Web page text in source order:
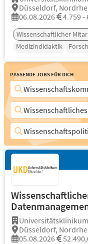
Düsseldorf,
06.08.2026
4.759 -
Wissenschaftlicher
Medizindidaktik
Passende Jobs für Dich
Düsseldorf,
05.08.2026